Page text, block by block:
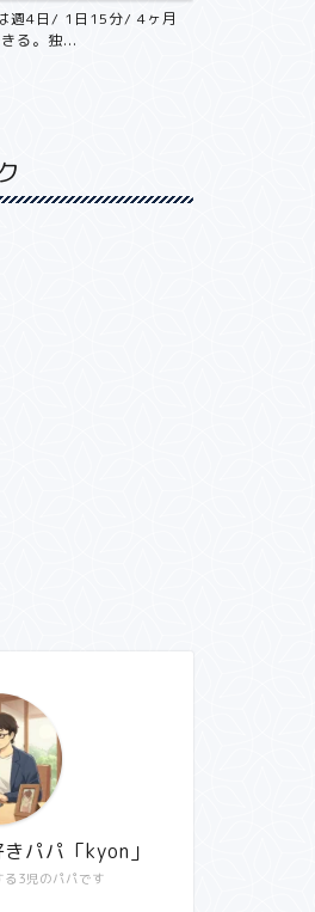
週4日/ 1日15分/ 4ヶ月
る。独...
る3児のパパです
パパ「kyon」